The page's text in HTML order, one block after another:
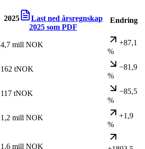
2025
Last ned årsregnskap
2025som PDF
Endring
4,7 mill NOK
+87,1
%
162 tNOK
−81,9
%
117 tNOK
−85,5
%
1,2 mill NOK
+1,9
%
1,6 mill NOK